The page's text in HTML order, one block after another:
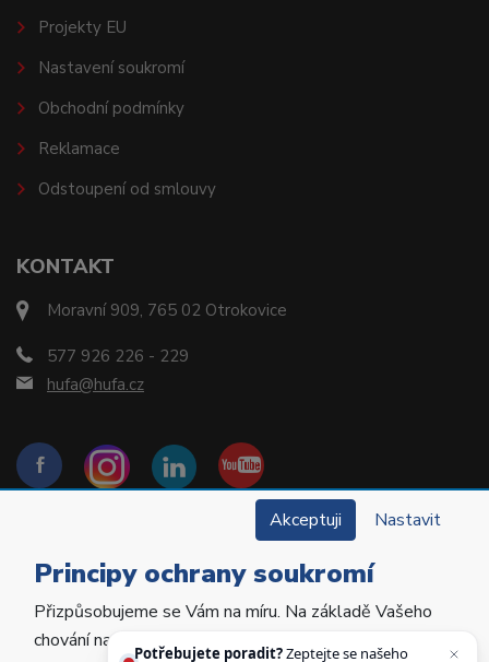
KONTAKT
Moravní 909, 765 02 Otrokovice
577 926 226 - 229
hufa@hufa.cz
Projekty EU
Nastavení soukromí
Obchodní podmínky
Reklamace
Odstoupení od smlouvy
Copyright © 2022 Hu-Fa Dental a.s. Všechna práva
vyhrazena.
Akceptuji Nastavit
Principy ochrany soukromí
Přizpůsobujeme se Vám na míru. Na základě Vašeho
chování na webu personalizujeme jeho obsah a
Potřebujete poradit?Zeptejte se našeho